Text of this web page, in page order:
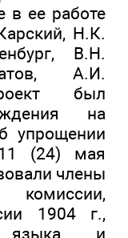
в ее работе
Н.К.
В.Н.
А.И.
был
на
упрощении
11 (24) мая
члены
1904 г.,
языка и